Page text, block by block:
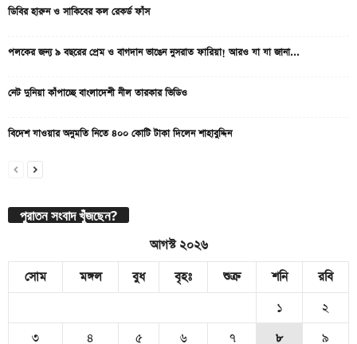
ডিবির হারুন ও সাকিবের কল রেকর্ড ফাঁস
পলকের জন্য ৯ বছরের প্রেম ও বাগদান ভাঙেন নুসরাত ফারিয়া! আরও যা যা জানা...
নেট দুনিয়া কাঁপাচ্ছে বাংলাদেশী নীল তারকার ভিডিও
বিদেশ যাওয়ার অনুমতি নিতে ৪০০ কোটি টাকা দিলেন শাহাবুদ্দিন
পুরাতন সংবাদ খুঁজছেন?
আগস্ট ২০২৬
সোম
মঙ্গল বুধ বৃহঃ শুক্র শনি
রবি
১
২
৩
৪ ৫ ৬ ৭ ৮ ৯